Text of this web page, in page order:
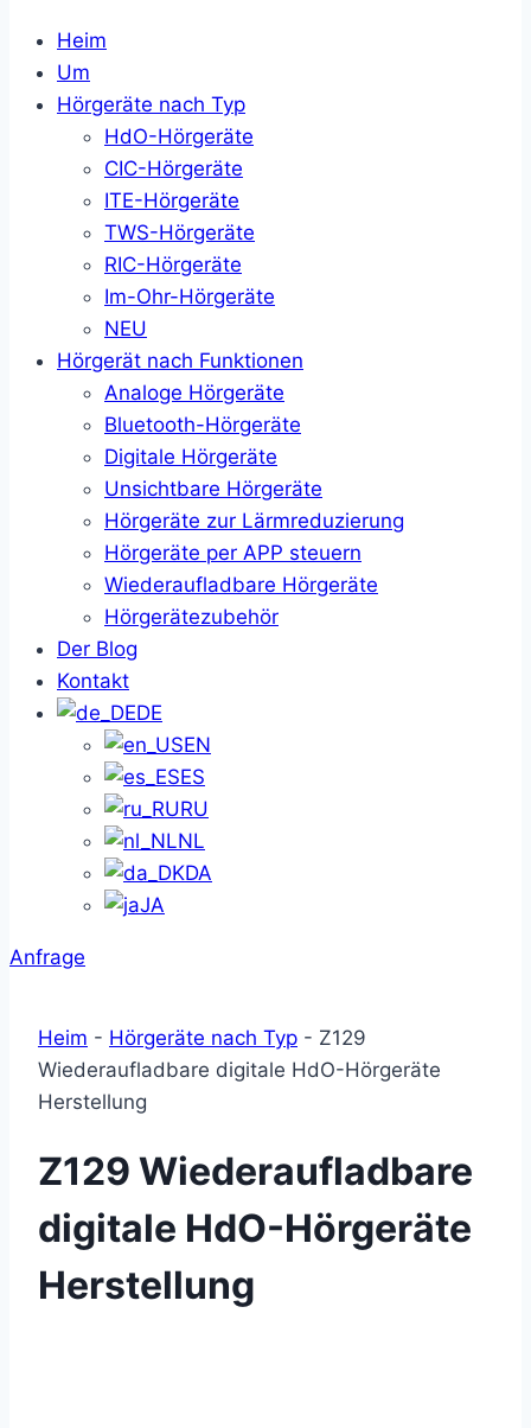
Heim
Um
Hörgeräte nach Typ
HdO-Hörgeräte
CIC-Hörgeräte
ITE-Hörgeräte
TWS-Hörgeräte
RIC-Hörgeräte
Im-Ohr-Hörgeräte
NEU
Hörgerät nach Funktionen
Analoge Hörgeräte
Bluetooth-Hörgeräte
Digitale Hörgeräte
Unsichtbare Hörgeräte
Hörgeräte zur Lärmreduzierung
Hörgeräte per APP steuern
Wiederaufladbare Hörgeräte
Hörgerätezubehör
Der Blog
Kontakt
DE
EN
ES
RU
NL
DA
JA
Anfrage
Heim - Hörgeräte nach Typ - Z129
Wiederaufladbare digitale HdO-Hörgeräte
Herstellung
Z129 Wiederaufladbare
digitale HdO-Hörgeräte
Herstellung